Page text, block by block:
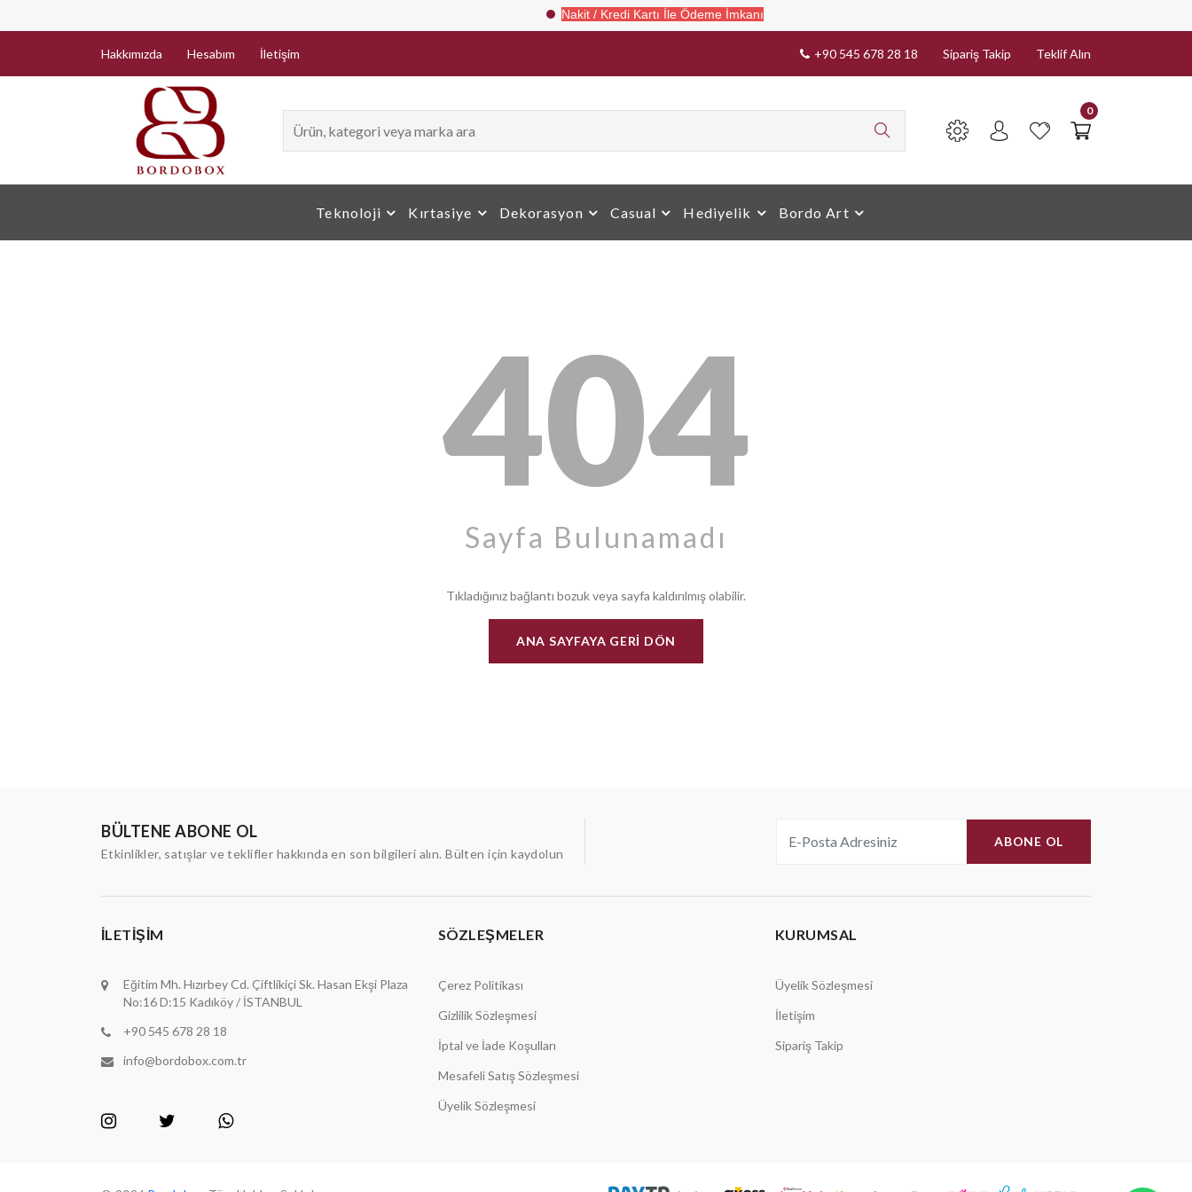
Nakit / Kredi Kartı İle Ödeme İmkanı
Hakkımızda Hesabım İletişim +90 545 678 28 18 Sipariş Takip Teklif Alın
0
Teknoloji Kırtasiye Dekorasyon Casual Hediyelik Bordo Art
404
Sayfa Bulunamadı
Tıkladığınız bağlantı bozuk veya sayfa kaldırılmış olabilir.
ANA SAYFAYA GERI DÖN
BÜLTENE ABONE OL
Etkinlikler, satışlar ve teklifler hakkında en son bilgileri alın. Bülten için kaydolun
ABONE OL
İLETIŞIM
Eğitim Mh. Hızırbey Cd. Çiftlikiçi Sk. Hasan Ekşi Plaza
No:16 D:15 Kadıköy / İSTANBUL
+90 545 678 28 18
info@bordobox.com.tr
SÖZLEŞMELER
Çerez Politikası
Gizlilik Sözleşmesi
İptal ve İade Koşulları
Mesafeli Satış Sözleşmesi
Üyelik Sözleşmesi
KURUMSAL
Üyelik Sözleşmesi
İletişim
Sipariş Takip